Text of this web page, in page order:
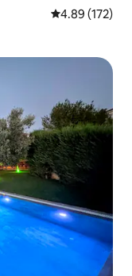
평점 4.89점(5
4.89 (172)